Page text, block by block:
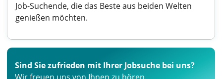
Job-Suchende, die das Beste aus beiden Welten
genießen möchten.
Sind Sie zufrieden mit Ihrer Jobsuche bei uns?